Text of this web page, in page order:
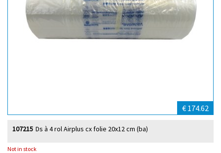
€ 174.62
Ds à 4 rol Airplus cx folie 20x12 cm (ba)
107215
Not in stock